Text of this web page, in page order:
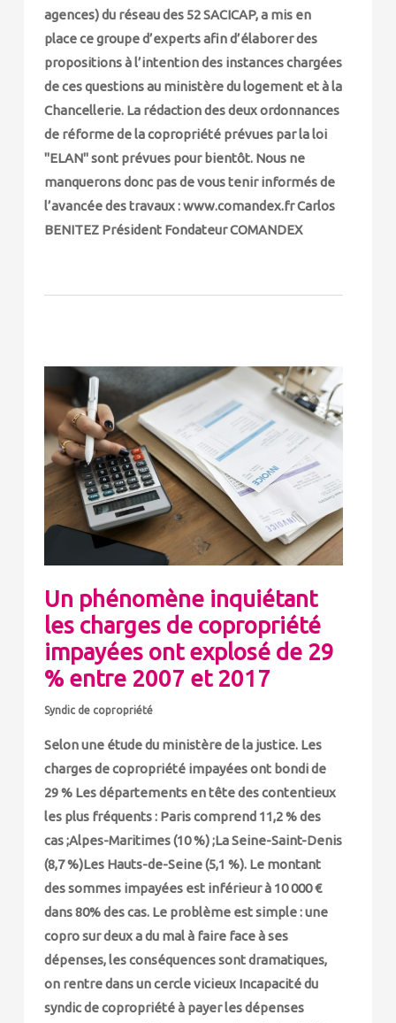
agences) du réseau des 52 SACICAP, a mis en
place ce groupe d’experts afin d’élaborer des
propositions à l’intention des instances chargées
de ces questions au ministère du logement et à la
Chancellerie. La rédaction des deux ordonnances
de réforme de la copropriété prévues par la loi
"ELAN" sont prévues pour bientôt. Nous ne
manquerons donc pas de vous tenir informés de
l’avancée des travaux : www.comandex.fr Carlos
BENITEZ Président Fondateur COMANDEX
Un phénomène inquiétant
les charges de copropriété
impayées ont explosé de 29
% entre 2007 et 2017
Syndic de copropriété
Selon une étude du ministère de la justice. Les
charges de copropriété impayées ont bondi de
29 % Les départements en tête des contentieux
les plus fréquents : Paris comprend 11,2 % des
cas ;Alpes-Maritimes (10 %) ;La Seine-Saint-Denis
(8,7 %)Les Hauts-de-Seine (5,1 %). Le montant
des sommes impayées est inférieur à 10 000 €
dans 80% des cas. Le problème est simple : une
copro sur deux a du mal à faire face à ses
dépenses, les conséquences sont dramatiques,
on rentre dans un cercle vicieux Incapacité du
syndic de copropriété à payer les dépenses